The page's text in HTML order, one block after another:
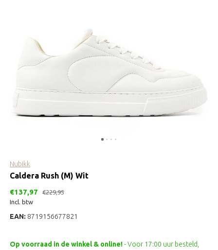
Nubikk
Caldera Rush (M) Wit
€137,97
€229,95
Incl. btw
EAN: 8719156677821
Op voorraad in de winkel & online!- Voor 17:00 uur besteld,